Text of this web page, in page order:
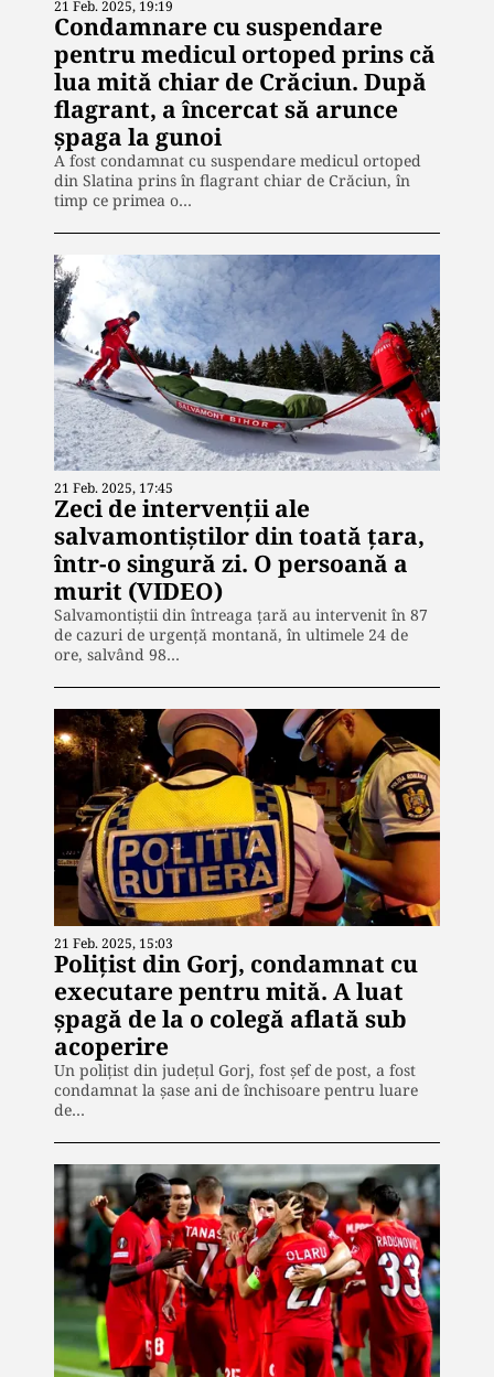
21 Feb. 2025, 19:19
Condamnare cu suspendare
pentru medicul ortoped prins că
lua mită chiar de Crăciun. După
flagrant, a încercat să arunce
şpaga la gunoi
A fost condamnat cu suspendare medicul ortoped
din Slatina prins în flagrant chiar de Crăciun, în
timp ce primea o…
21 Feb. 2025, 17:45
Zeci de intervenţii ale
salvamontiştilor din toată ţara,
într-o singură zi. O persoană a
murit (VIDEO)
Salvamontiștii din întreaga țară au intervenit în 87
de cazuri de urgență montană, în ultimele 24 de
ore, salvând 98…
21 Feb. 2025, 15:03
Poliţist din Gorj, condamnat cu
executare pentru mită. A luat
şpagă de la o colegă aflată sub
acoperire
Un poliţist din judeţul Gorj, fost şef de post, a fost
condamnat la şase ani de închisoare pentru luare
de…